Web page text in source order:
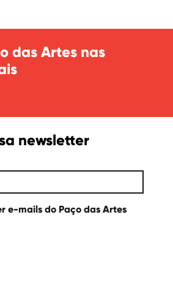
das Artes nas
newsletter
e-mails do Paço das Artes